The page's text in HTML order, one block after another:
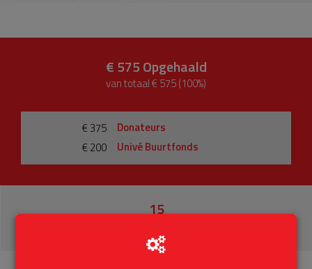
€ 575Opgehaald
van totaal € 575 (100%)
€ 375
Donateurs
€ 200
Univé Buurtfonds
15